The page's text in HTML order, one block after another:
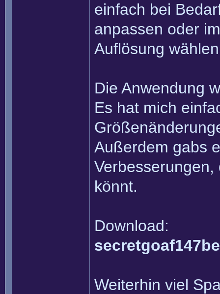
einfach bei
anpassen oder
Auflösung
Die Anwendung
Es hat mich
Außerdem gabs
könnt.
Download:
Weiterhin viel